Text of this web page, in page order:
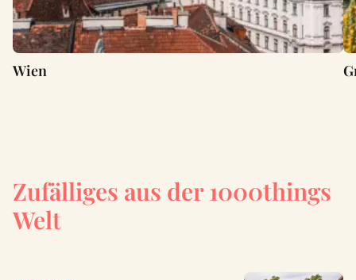
Wien
Zufälliges aus der 1000things
Welt